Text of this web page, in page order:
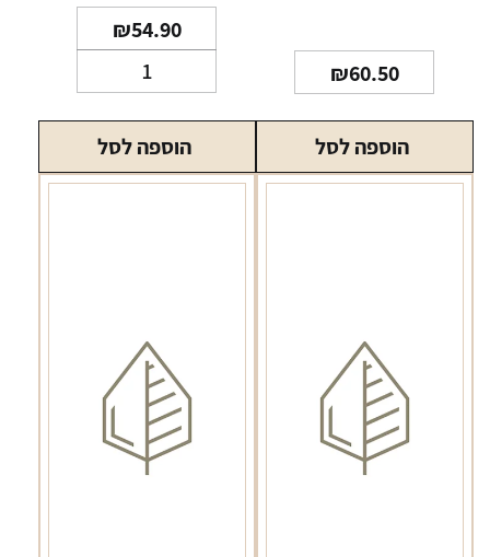
₪60.50
הוספה לסל
₪54.90
של
כיסוי
סיליקון
PAX
הוספה לסל